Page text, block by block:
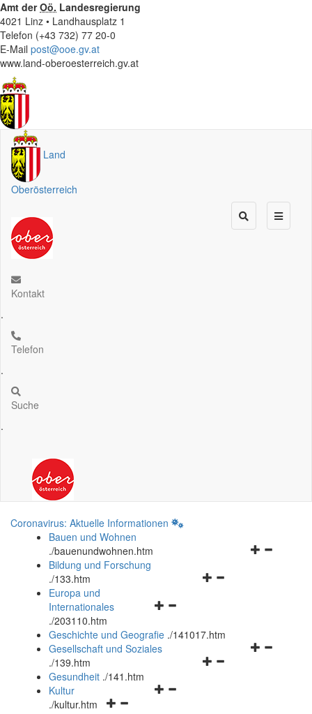
Amt derOö. Landesregierung
4021 Linz • Landhausplatz 1
Telefon (+43 732) 77 20-0
E-Mail post@ooe.gv.at
www.land-oberoesterreich.gv.at
Land
Oberösterreich
Kontakt
.
Telefon
.
Suche
.
Coronavirus: Aktuelle Informationen
Bauen und Wohnen
./bauenundwohnen.htm
Navigationsmenü
Bildung und Forschung
./133.htm
Navigationsmenü
und
schließen
Europa und
Internationales
./203110.htm
Geschichte und Geografie ./141017.htm
Navigationsmenü
Gesellschaft und Soziales
./139.htm
Navigationsmenü
Gesundheit ./141.htm
Navigationsmenü
Kultur
./kultur.htm